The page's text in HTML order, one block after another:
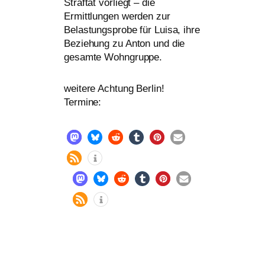
Straftat vor­liegt – die
Ermittlungen wer­den zur
Belastungsprobe für Luisa, ihre
Beziehung zu Anton und die
gesam­te Wohngruppe.
wei­te­re Achtung Berlin!
Termine: